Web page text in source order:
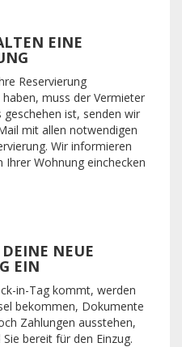
EINE
Reservierung
muss der Vermieter
ist, senden wir
mit allen notwendigen
Wir informieren
Ihrer Wohnung einchecken
NEUE
EIN
in-Tag kommt, werden
bekommen, Dokumente
Zahlungen ausstehen,
bereit für den Einzug.